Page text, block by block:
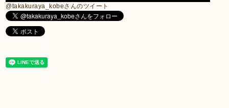
@takakuraya_kobeさんのツイート